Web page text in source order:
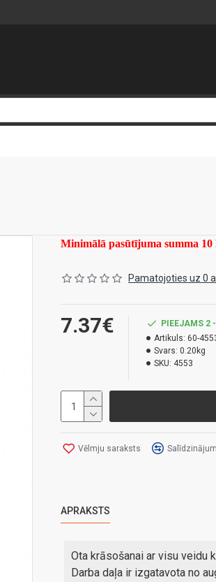
Minimālā pasūtījuma summa 10
Pamatojoties uz 0
7.37€
PIEEJAMS 2
Artikuls: 60-
Svars: 0.20kg
SKU: 4553
Vēlmju saraksts
APRAKSTS
Ota krāsošanai ar visu veidu
Darba daļa ir izgatavota no